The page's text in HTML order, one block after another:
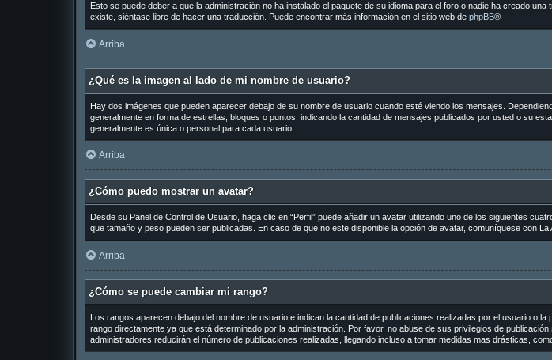
Esto se puede deber a que la administración no ha instalado el paquete de su idioma para el foro o nadie ha creado
existe, siéntase libre de hacer una traducción. Puede encontrar más información en el sitio web de phpBB®
Arriba
¿Qué es la imagen al lado de mi nombre de usuario?
Hay dos imágenes que pueden aparecer debajo de su nombre de usuario cuando esté viendo los mensajes.
generalmente en forma de estrellas, bloques o puntos, indicando la cantidad de mensajes publicados por usted o su
generalmente es única o personal para cada usuario.
Arriba
¿Cómo puedo mostrar un avatar?
Desde su Panel de Control de Usuario, haga clic en “Perfil” puede añadir un avatar utilizando uno de los siguientes
que tamaño y peso pueden ser publicadas. En caso de que no este disponible la opción de avatar, comuníquese con La
Arriba
¿Cómo se puede cambiar mi rango?
Los rangos aparecen debajo del nombre de usuario e indican la cantidad de publicaciones realizadas por el usuario o
rango directamente ya que está determinado por la administración. Por favor, no abuse de sus privilegios de
administradores reducirán el número de publicaciones realizadas, llegando incluso a tomar medidas mas drásticas,